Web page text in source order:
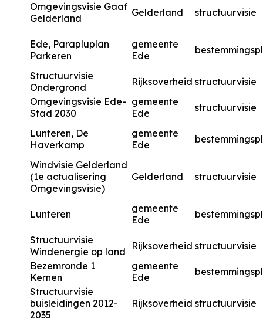
Omgevingsvisie Gaaf
Gelderland
Gelderland structuurvisie
Ede, Parapluplan
Parkeren
gemeente
Ede
Structuurvisie
Ondergrond
Rijksoverheid structuurvisie
Omgevingsvisie Ede-
Stad 2030
gemeente
Ede
structuurvisie
Lunteren, De
Haverkamp
gemeente
Ede
Windvisie Gelderland
(1e actualisering
Omgevingsvisie)
Gelderland structuurvisie
Lunteren
gemeente
Ede
Structuurvisie
Windenergie op land
Rijksoverheid structuurvisie
Bezemronde 1
Kernen
gemeente
Ede
Structuurvisie
buisleidingen 2012-
2035
Rijksoverheid structuurvisie